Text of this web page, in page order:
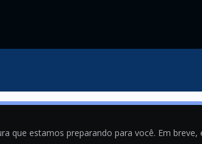
que estamos preparando para você. Em